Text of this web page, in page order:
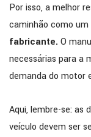
Por isso, a melhor
caminhão como um
fabricante. O
necessárias para a
demanda do motor
Aqui, lembre-se: as
veículo devem ser